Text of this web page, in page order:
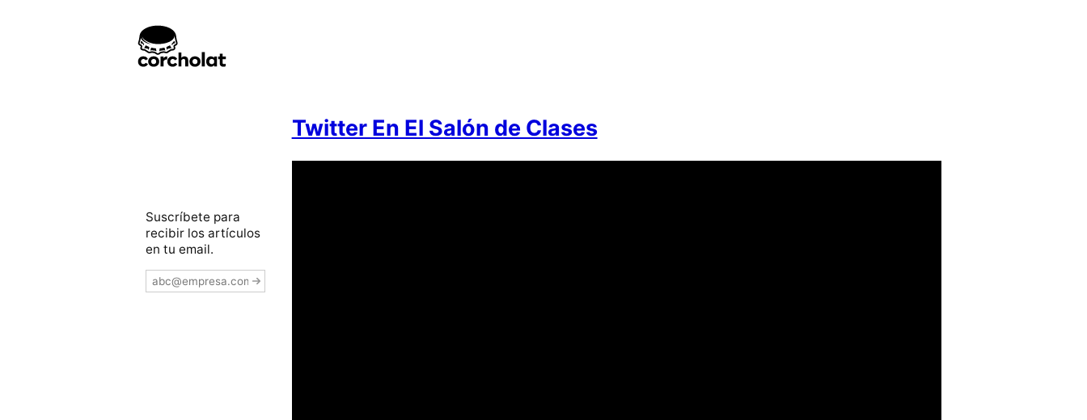
Twitter En El Salón de Clases
Suscríbete para
recibir los artículos
en tu email.